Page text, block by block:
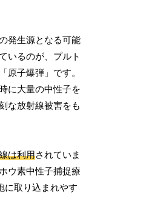
発生源となる可能
いるのが、プルト
原子爆弾」です。
に大量の中性子を
な放射線被害をも
は利用されていま
ウ素中性子捕捉療
に取り込まれやす